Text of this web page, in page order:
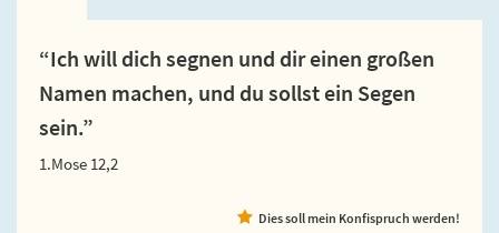
“Ich will dich segnen und dir einen großen
Namen machen, und du sollst ein Segen
sein.”
1.Mose 12,2
Dies soll mein Konfispruch werden!